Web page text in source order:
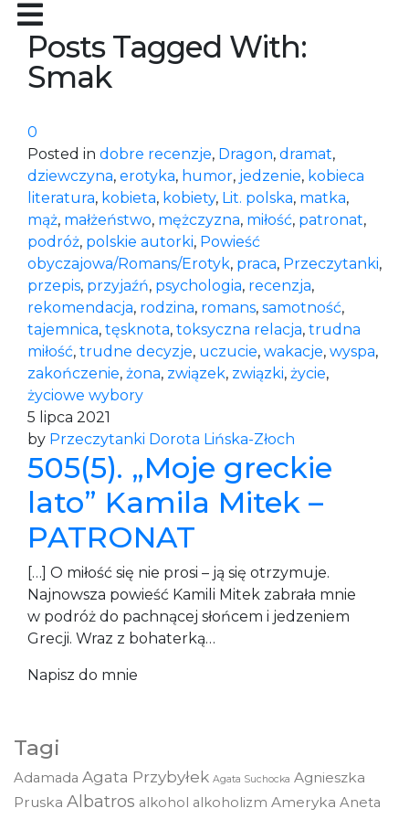
Posts Tagged With:
Smak
0
Posted in dobre recenzje, Dragon, dramat,
dziewczyna, erotyka, humor, jedzenie, kobieca
literatura, kobieta, kobiety, Lit. polska, matka,
mąż, małżeństwo, mężczyzna, miłość, patronat,
podróż, polskie autorki, Powieść
obyczajowa/Romans/Erotyk, praca, Przeczytanki,
przepis, przyjaźń, psychologia, recenzja,
rekomendacja, rodzina, romans, samotność,
tajemnica, tęsknota, toksyczna relacja, trudna
miłość, trudne decyzje, uczucie, wakacje, wyspa,
zakończenie, żona, związek, związki, życie,
życiowe wybory
5 lipca 2021
by Przeczytanki Dorota Lińska-Złoch
505(5). „Moje greckie
lato” Kamila Mitek –
PATRONAT
[…] O miłość się nie prosi – ją się otrzymuje.
Najnowsza powieść Kamili Mitek zabrała mnie
w podróż do pachnącej słońcem i jedzeniem
Grecji. Wraz z bohaterką…
Napisz do mnie
Tagi
Adamada Agata Przybyłek Agata Suchocka Agnieszka
Pruska Albatros alkohol alkoholizm Ameryka Aneta